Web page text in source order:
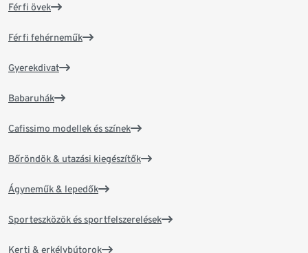
Férfi övek
Férfi fehérneműk
Gyerekdivat
Babaruhák
Cafissimo modellek és színek
Bőröndök & utazási kiegészítők
Ágyneműk & lepedők
Sporteszközök és sportfelszerelések
Kerti & erkélybútorok